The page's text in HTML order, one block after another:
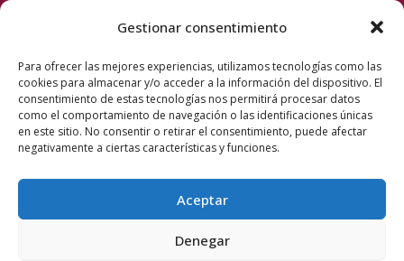
Gestionar consentimiento
Para ofrecer las mejores experiencias, utilizamos tecnologías como las
cookies para almacenar y/o acceder a la información del dispositivo. El
consentimiento de estas tecnologías nos permitirá procesar datos
como el comportamiento de navegación o las identificaciones únicas
en este sitio. No consentir o retirar el consentimiento, puede afectar
negativamente a ciertas características y funciones.
Aceptar
Denegar
Seguinos!
Quixote Concentrates S.L. 2022 © Reservados todos los
derechos